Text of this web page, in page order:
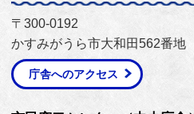
〒300-0192
かすみがうら市大和田562番地
庁舎へのアクセス